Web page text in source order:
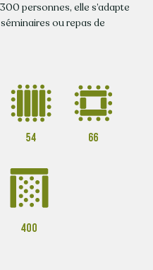
NOUS
personnes, elle s’adapte
ou repas de